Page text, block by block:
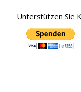
Unterstützen Sie